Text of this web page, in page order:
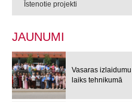
Īstenotie projekti
JAUNUMI
Vasaras izlaidumu
laiks tehnikumā